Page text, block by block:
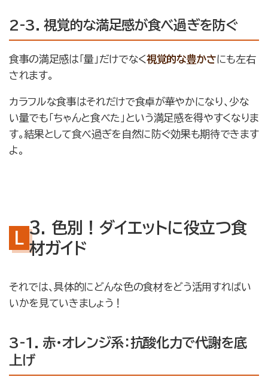
2-3. 視覚的な満足感が食べ過ぎを防ぐ
食事の満足感は「量」だけでなく視覚的な豊かさにも左右
されます。
カラフルな食事はそれだけで食卓が華やかになり、少な
い量でも「ちゃんと食べた」という満足感を得やすくなりま
す。結果として食べ過ぎを自然に防ぐ効果も期待できます
よ。
3. 色別！ダイエットに役立つ食
材ガイド
それでは、具体的にどんな色の食材をどう活用すればい
いかを見ていきましょう！
3-1. 赤・オレンジ系：抗酸化力で代謝を底
上げ